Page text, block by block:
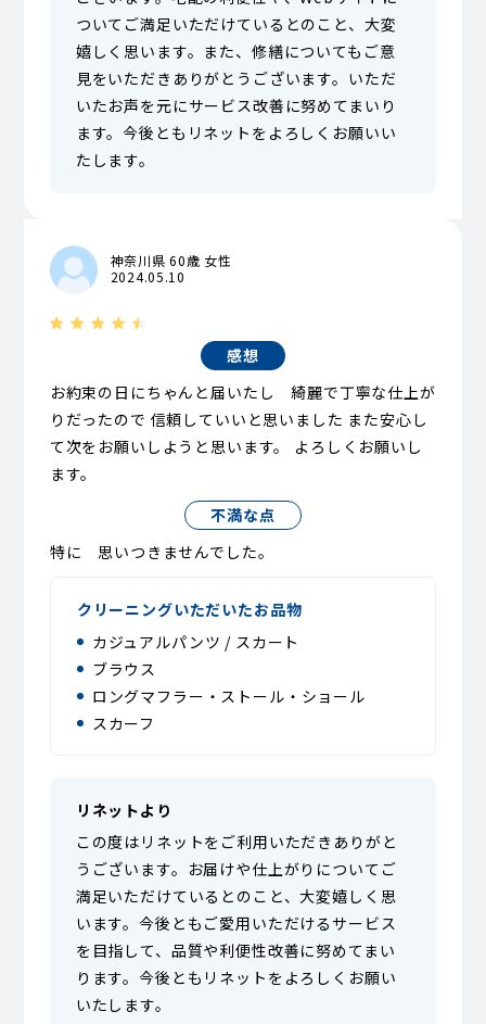
ついてご満足いただけているとのこと、大変
嬉しく思います。また、修繕についてもご意
見をいただきありがとうございます。いただ
いたお声を元にサービス改善に努めてまいり
ます。今後ともリネットをよろしくお願いい
たします。
神奈川県 60歳 女性
2024.05.10
感想
お約束の日にちゃんと届いたし 綺麗で丁寧な仕上が
りだったので 信頼していいと思いました また安心し
て次をお願いしようと思います。 よろしくお願いし
ます。
不満な点
特に 思いつきませんでした。
クリーニングいただいたお品物
カジュアルパンツ / スカート
ブラウス
ロングマフラー・ストール・ショール
スカーフ
リネットより
この度はリネットをご利用いただきありがと
うございます。お届けや仕上がりについてご
満足いただけているとのこと、大変嬉しく思
います。今後ともご愛用いただけるサービス
を目指して、品質や利便性改善に努めてまい
ります。今後ともリネットをよろしくお願い
いたします。